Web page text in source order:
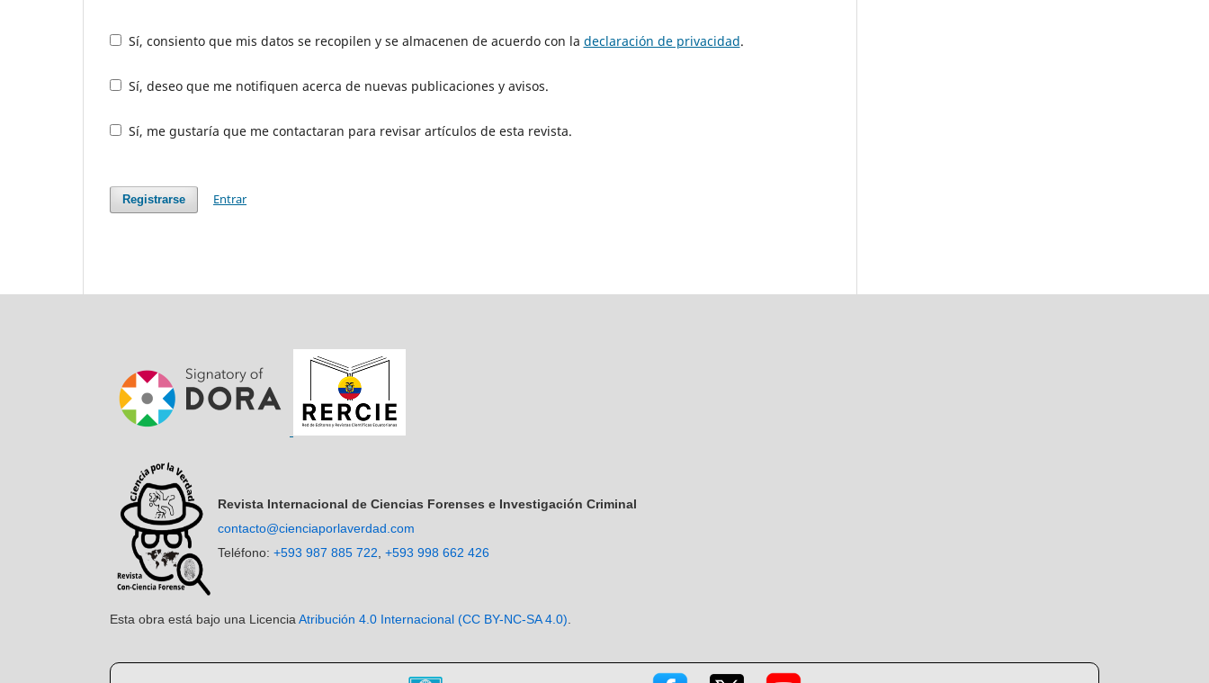
Sí, consiento que mis datos se recopilen y se almacenen de acuerdo con la declaración de privacidad.
Sí, deseo que me notifiquen acerca de nuevas publicaciones y avisos.
Sí, me gustaría que me contactaran para revisar artículos de esta revista.
Registrarse Entrar
Revista Internacional de Ciencias Forenses e Investigación Criminal
contacto@cienciaporlaverdad.com
Teléfono: +593 987 885 722 +593 998 662 426
Esta obra está bajo una Licencia Atribución 4.0 Internacional (CC BY-NC-SA 4.0)